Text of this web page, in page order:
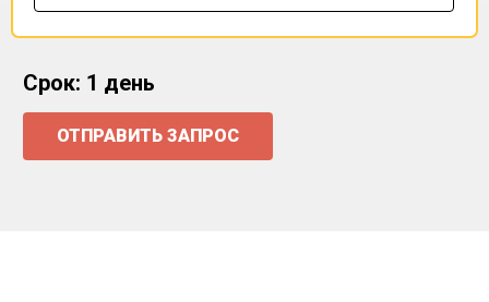
Срок: 1 день
ОТПРАВИТЬ ЗАПРОС